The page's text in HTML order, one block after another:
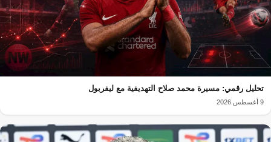
تحليل رقمي: مسيرة محمد صلاح التهديفية مع ليفربول
9 أغسطس 2026